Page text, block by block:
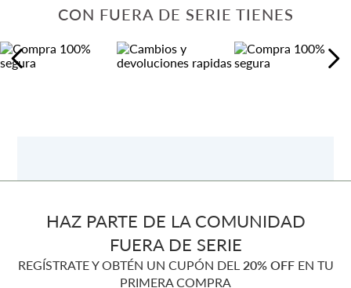
CON FUERA DE SERIE TIENES
HAZ PARTE DE LA COMUNIDAD
FUERA DE SERIE
REGÍSTRATE Y OBTÉN UN CUPÓN DEL 20% OFFEN TU
PRIMERA COMPRA